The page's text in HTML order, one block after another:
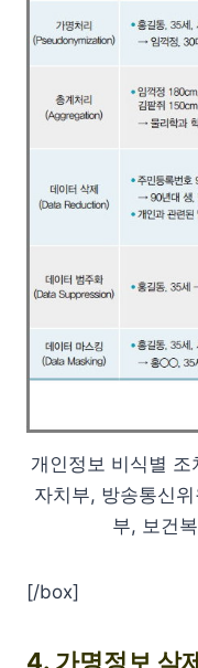
개인정보 비식별
자치부, 방송통신
부, 보건
[/box]
4. 가명정보 삭